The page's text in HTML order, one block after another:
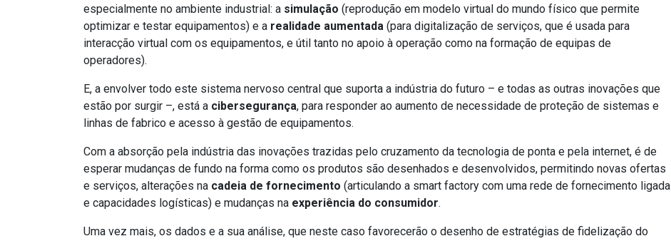
especialmente no ambiente industrial: a simulação (reprodução em modelo virtual do mundo físico que permite
optimizar e testar equipamentos) e a realidade aumentada (para digitalização de serviços, que é usada para
interacção virtual com os equipamentos, e útil tanto no apoio à operação como na formação de equipas de
operadores).
E, a envolver todo este sistema nervoso central que suporta a indústria do futuro – e todas as outras inovações que
estão por surgir –, está a cibersegurança, para responder ao aumento de necessidade de proteção de sistemas e
linhas de fabrico e acesso à gestão de equipamentos.
Com a absorção pela indústria das inovações trazidas pelo cruzamento da tecnologia de ponta e pela internet, é de
esperar mudanças de fundo na forma como os produtos são desenhados e desenvolvidos, permitindo novas ofertas
e serviços, alterações na cadeia de fornecimento (articulando a smart factory com uma rede de fornecimento ligada
e capacidades logísticas) e mudanças na experiência do consumidor.
Uma vez mais, os dados e a sua análise, que neste caso favorecerão o desenho de estratégias de fidelização do